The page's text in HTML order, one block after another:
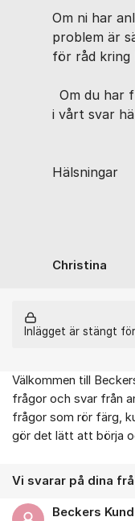
Om ni har
problem är
för råd kring
Om du har
i vårt svar
Hälsningar
Christina
Inlägget är stängt
Om forumet
Välkommen till
frågor och svar från
frågor som rör färg,
gör det lätt att börja
Vi svarar på dina
Beckers